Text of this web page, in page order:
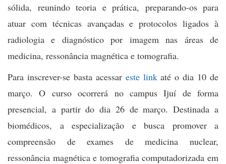
sólida, reunindo teoria e prática, preparando-os para
atuar com técnicas avançadas e protocolos ligados à
radiologia e diagnóstico por imagem nas áreas de
medicina, ressonância magnética e tomografia.
Para inscrever-se basta acessar este linkaté o dia 10 de
março. O curso ocorrerá no campus Ijuí de forma
presencial, a partir do dia 26 de março. Destinada a
biomédicos, a especialização e busca promover a
compreensão de exames de medicina nuclear,
ressonância magnética e tomografia computadorizada em